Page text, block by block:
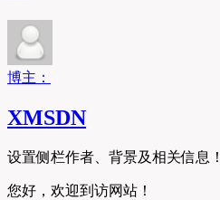
博主：
XMSDN
设置侧栏作者、背景及相关信息！
您好，欢迎到访网站！